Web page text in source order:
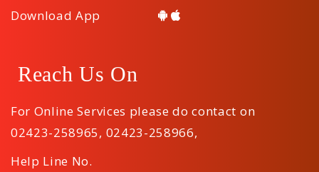
Download App
Reach Us On
For Online Services please do contact on
02423-258965, 02423-258966,
Help Line No.